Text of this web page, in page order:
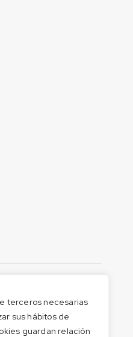
terceros necesarias
sus hábitos de
guardan relación